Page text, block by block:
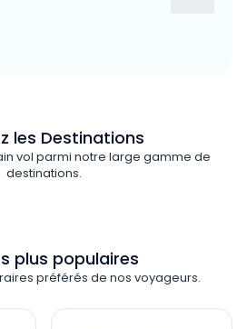
les Destinations
vol parmi notre large gamme de
destinations.
plus populaires
préférés de nos voyageurs.